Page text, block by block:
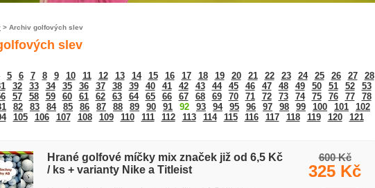
– Slevy na green
> Archiv golfových slev
slev
5 6 7 8 9 10 11 12 13 14 15 16 17 18 19 20 21 22 23 24 25 26 27
28
32 33 34 35 36 37 38 39 40 41 42 43 44 45 46 47 48 49 50 51 52
53
57 58 59 60 61 62 63 64 65 66 67 68 69 70 71 72 73 74 75 76 77
78
82 83 84 85 86 87 88 89 90 91 92 93 94 95 96 97 98 99 100 101
102
105 106 107 108 109 110 111 112 113 114 115 116 117 118 119 120 121
600 Kč
325 Kč
Hrané golfové míčky mix značek již od 6,5 Kč
/ ks + varianty Nike a Titleist